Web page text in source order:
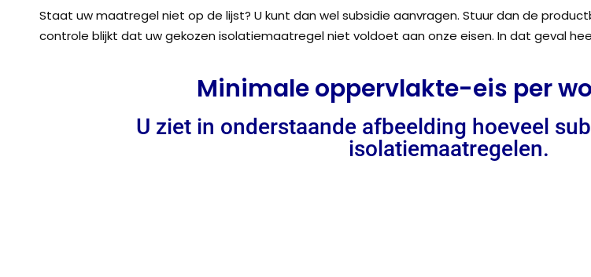
Staat uw maatregel niet op de lijst? U kunt dan wel subsidie aanvragen. Stuur dan de
controle blijkt dat uw gekozen isolatiemaatregel niet voldoet aan onze eisen. In dat geval
Minimale oppervlakte-eis per
U ziet in onderstaande afbeelding hoeveel
isolatiemaatregelen.